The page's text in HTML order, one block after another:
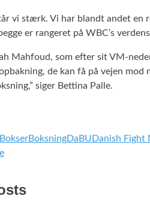
vi stærk. Vi har blandt andet en
er rangeret på WBC’s
Mahfoud, som efter sit VM-
de kan få på vejen
siger Bettina Palle.
BokserBoksningDaBU Danish Fight